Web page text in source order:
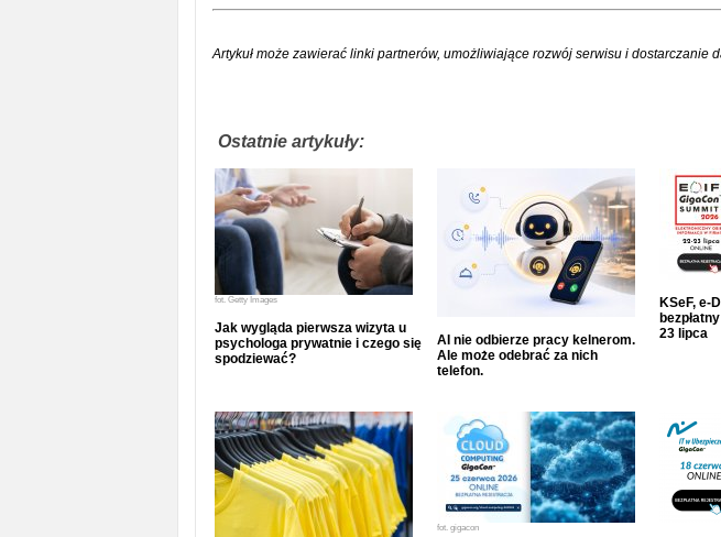
Artykuł może zawierać linki partnerów, umożliwiające rozwój serwisu i dostarczanie
Ostatnie artykuły:
fot. Getty Images
Jak wygląda pierwsza wizyta u
psychologa prywatnie i czego się
spodziewać?
AI nie odbierze pracy kelnerom.
Ale może odebrać za nich
telefon.
KSeF, e-
23 lipca
fot. gigacon